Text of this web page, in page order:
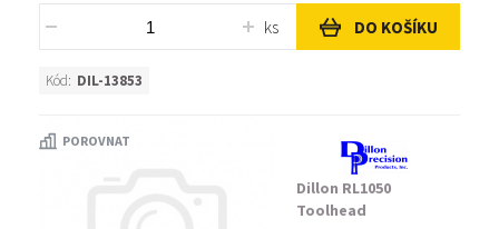
ks DO KOŠÍKU
Kód: DIL-13853
POROVNAT
Dillon RL1050
Toolhead